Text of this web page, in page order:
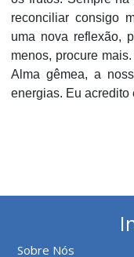
reconciliar consigo
uma nova reflexão,
menos, procure
Alma gêmea, a
energias. Eu acredito
Sobre Nós